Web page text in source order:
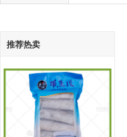
推荐热卖